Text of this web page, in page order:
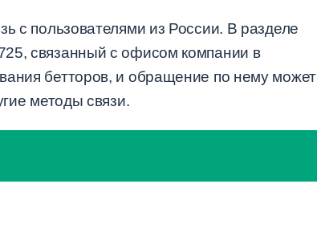
с пользователями из России. В разделе
связанный с офисом компании в
бетторов, и обращение по нему может
методы связи.